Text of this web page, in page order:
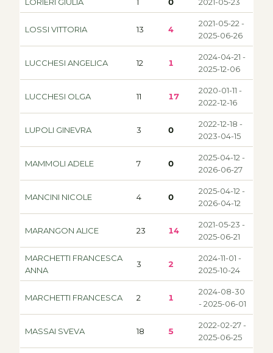
LOSSI VITTORIA 13 4
2021-05-22 -
2025-06-26
LUCCHESI ANGELICA 12 1
2024-04-21 -
2025-12-06
LUCCHESI OLGA 11 17
2020-01-11 -
2022-12-16
LUPOLI GINEVRA 3 0
2022-12-18 -
2023-04-15
MAMMOLI ADELE 7 0
2025-04-12 -
2026-06-27
MANCINI NICOLE 4 0
2025-04-12 -
2026-04-12
MARANGON ALICE 23 14
2021-05-23 -
2025-06-21
MARCHETTI FRANCESCA
ANNA
3 2
2024-11-01 -
2025-10-24
MARCHETTI FRANCESCA 2 1
2024-08-30
- 2025-06-01
MASSAI SVEVA 18 5
2022-02-27 -
2025-06-25